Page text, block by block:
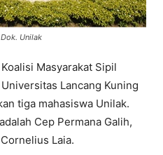
Unilak
Masyarakat Sipil
Lancang Kuning
tiga mahasiswa Unilak.
Cep Permana Galih,
Laia.